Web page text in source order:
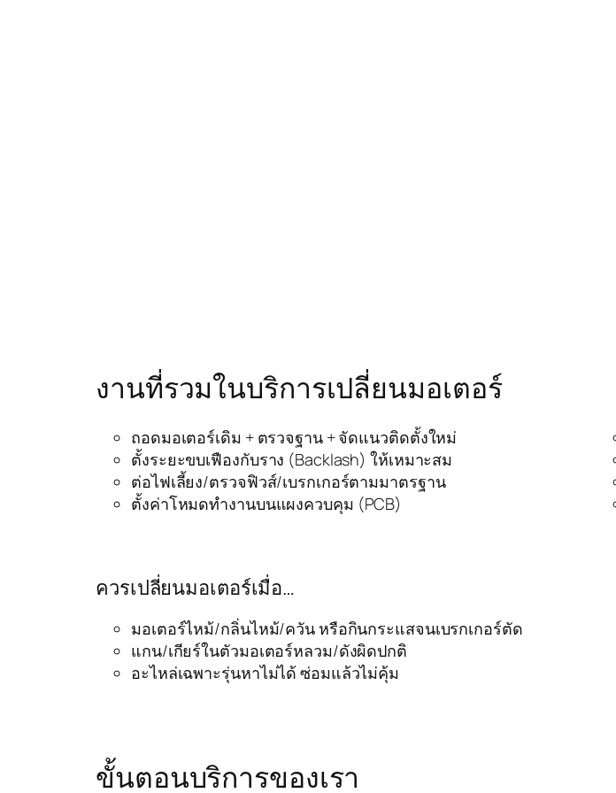
งานที่รวมในบริการเปลี่ยนมอเตอร์
ถอดมอเตอร์เดิม + ตรวจฐาน + จัดแนวติดตั้งใหม่
ตั้งระยะขบเฟืองกับราง (Backlash) ให้เหมาะสม
ต่อไฟเลี้ยง/ตรวจฟิวส์/เบรกเกอร์ตามมาตรฐาน
ตั้งค่าโหมดทำงานบนแผงควบคุม (PCB)
ควรเปลี่ยนมอเตอร์เมื่อ…
มอเตอร์ไหม้/กลิ่นไหม้/ควัน หรือกินกระแสจนเบรกเกอร์ตัด
แกน/เกียร์ในตัวมอเตอร์หลวม/ดังผิดปกติ
อะไหล่เฉพาะรุ่นหาไม่ได้ ซ่อมแล้วไม่คุ้ม
ขั้นตอนบริการของเรา